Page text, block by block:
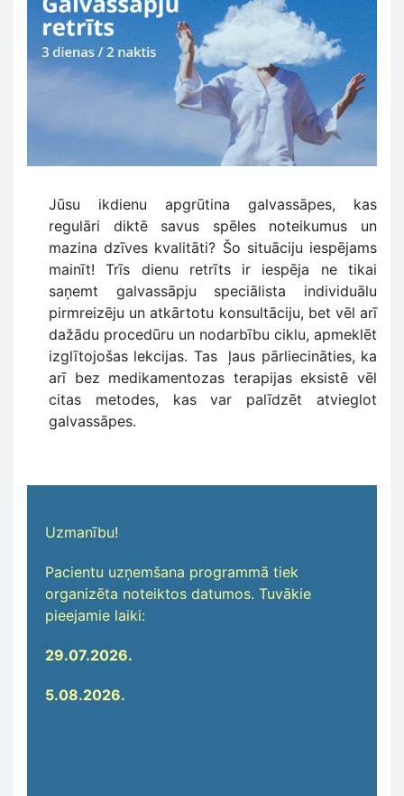
Jūsu ikdienu apgrūtina galvassāpes, kas
regulāri diktē savus spēles noteikumus un
mazina dzīves kvalitāti? Šo situāciju iespējams
mainīt! Trīs dienu retrīts ir iespēja ne tikai
saņemt galvassāpju speciālista individuālu
pirmreizēju un atkārtotu konsultāciju, bet vēl arī
dažādu procedūru un nodarbību ciklu, apmeklēt
izglītojošas lekcijas. Tas ļaus pārliecināties, ka
arī bez medikamentozas terapijas eksistē vēl
citas metodes, kas var palīdzēt atvieglot
galvassāpes.
Uzmanību!
Pacientu uzņemšana programmā tiek
organizēta noteiktos datumos. Tuvākie
pieejamie laiki:
29.07.2026.
5.08.2026.